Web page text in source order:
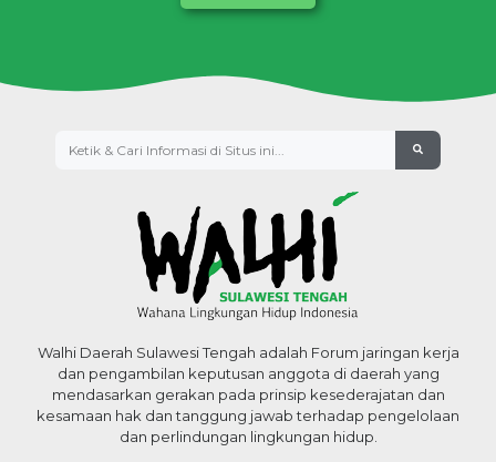
Walhi Daerah Sulawesi Tengah adalah Forum jaringan kerja
dan pengambilan keputusan anggota di daerah yang
mendasarkan gerakan pada prinsip kesederajatan dan
kesamaan hak dan tanggung jawab terhadap pengelolaan
dan perlindungan lingkungan hidup.